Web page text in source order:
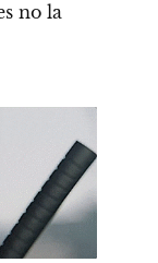
no la